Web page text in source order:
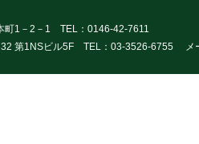
1－2－1 TEL：0146-42-7611
32 第1NSビル5F TEL：03-3526-6755 メ